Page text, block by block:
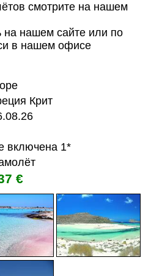
смотрите на нашем
на нашем сайте или по
в нашем офисе
Крит
включена 1*
€